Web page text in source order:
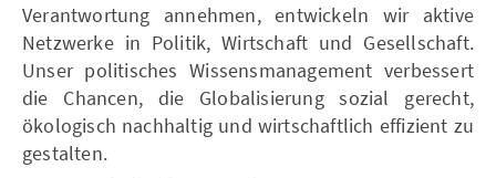
Verantwortung annehmen, entwickeln wir aktive
Netzwerke in Politik, Wirtschaft und Gesellschaft.
Unser politisches Wissensmanagement verbessert
die Chancen, die Globalisierung sozial gerecht,
ökologisch nachhaltig und wirtschaftlich effizient zu
gestalten.